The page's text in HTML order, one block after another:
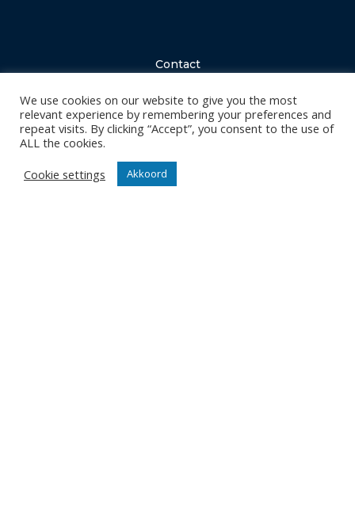
Contact
8800 Roeselare
office@knackvolley.be
Club
Nieuws
We use cookies on our website to give you the most
relevant experience by remembering your preferences and
repeat visits. By clicking “Accept”, you consent to the use of
ALL the cookies.
Cookie settings
Akkoord